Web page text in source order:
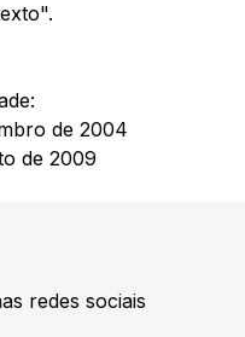
de 2004
de 2009
redes sociais